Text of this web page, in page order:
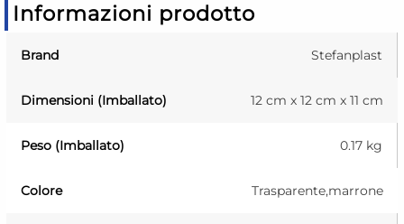
Informazioni prodotto
Brand Stefanplast
Dimensioni (Imballato) 12 cm x 12 cm x 11 cm
Peso (Imballato) 0.17 kg
Colore Trasparente,marrone